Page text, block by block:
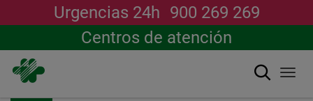
Urgencias 24h 900 269 269
Centros de atención
搜索